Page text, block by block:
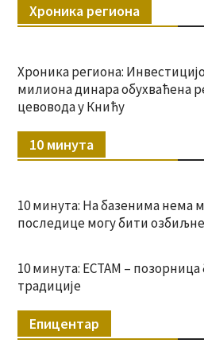
Хроника региона
Хроника региона:
милиона динара обухваћена
цевовода у Книћу
10 минута
10 минута: На базенима нема
последице могу бити озбиљне
10 минута: ЕСТАМ – позорница
традиције
Епицентар